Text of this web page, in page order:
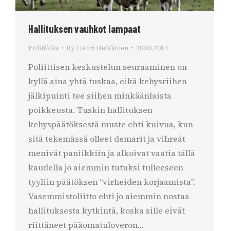
Hallituksen vauhkot lampaat
Politiikka By Henri Heikkinen 28.03.2014
Poliittisen keskustelun seuraaminen on
kyllä aina yhtä tuskaa, eikä kehysriihen
jälkipuinti tee siihen minkäänlaista
poikkeusta. Tuskin hallituksen
kehyspäätöksestä muste ehti kuivua, kun
sitä tekemässä olleet demarit ja vihreät
menivät paniikkiin ja alkoivat vaatia tällä
kaudella jo aiemmin tutuksi tulleeseen
tyyliin päätöksen “virheiden korjaamista”.
Vasemmistoliitto ehti jo aiemmin nostaa
hallituksesta kytkintä, koska sille eivät
riittäneet pääomatuloveron…